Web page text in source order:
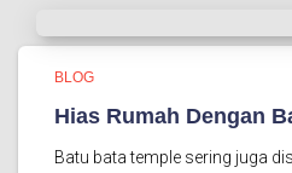
BLOG
Hias Rumah Dengan
Batu bata temple sering juga